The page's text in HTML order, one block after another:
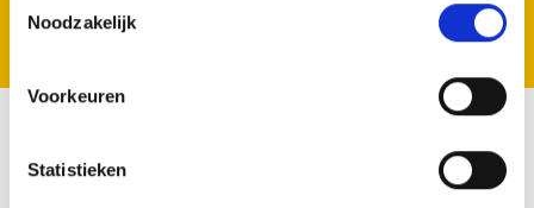
Noodzakelijk
Voorkeuren
Statistieken